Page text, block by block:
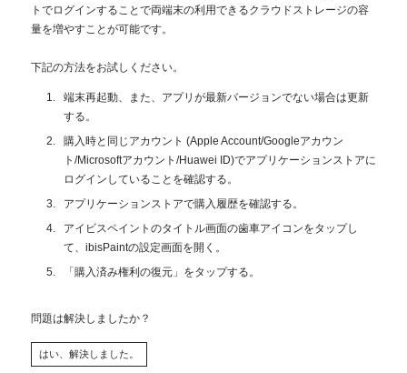
トでログインすることで両端末の利用できるクラウドストレージの容
量を増やすことが可能です。
下記の方法をお試しください。
端末再起動、また、アプリが最新バージョンでない場合は更新
する。
購入時と同じアカウント (Apple Account/Googleアカウン
ト/Microsoftアカウント/Huawei ID)でアプリケーションストアに
ログインしていることを確認する。
アプリケーションストアで購入履歴を確認する。
アイビスペイントのタイトル画面の歯車アイコンをタップし
て、ibisPaintの設定画面を開く。
「購入済み権利の復元」をタップする。
問題は解決しましたか？